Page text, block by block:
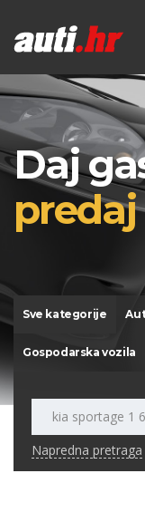
Daj
predaj
Sve kategorije
Gospodarska vozila
Napredna pretraga